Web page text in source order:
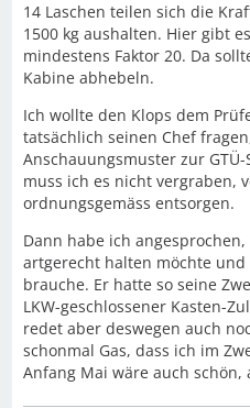
14 Laschen teilen sich die
1500 kg aushalten. Hier gibt
mindestens Faktor 20. Da
Kabine abhebeln.
Ich wollte den Klops dem
tatsächlich seinen Chef
Anschauungsmuster zur
muss ich es nicht vergraben,
ordnungsgemäss entsorgen.
Dann habe ich
artgerecht halten möchte und
brauche. Er hatte so seine
LKW-geschlossener Kasten-
redet aber deswegen auch
schonmal Gas, dass ich im
Anfang Mai wäre auch schön,